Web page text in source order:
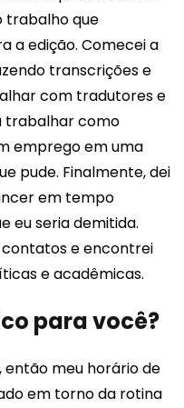
trabalho que
a edição. Comecei a
transcrições e
com tradutores e
trabalhar como
emprego em uma
pude. Finalmente, dei
em tempo
eu seria demitida.
e encontrei
e acadêmicas.
para você?
então meu horário de
em torno da rotina